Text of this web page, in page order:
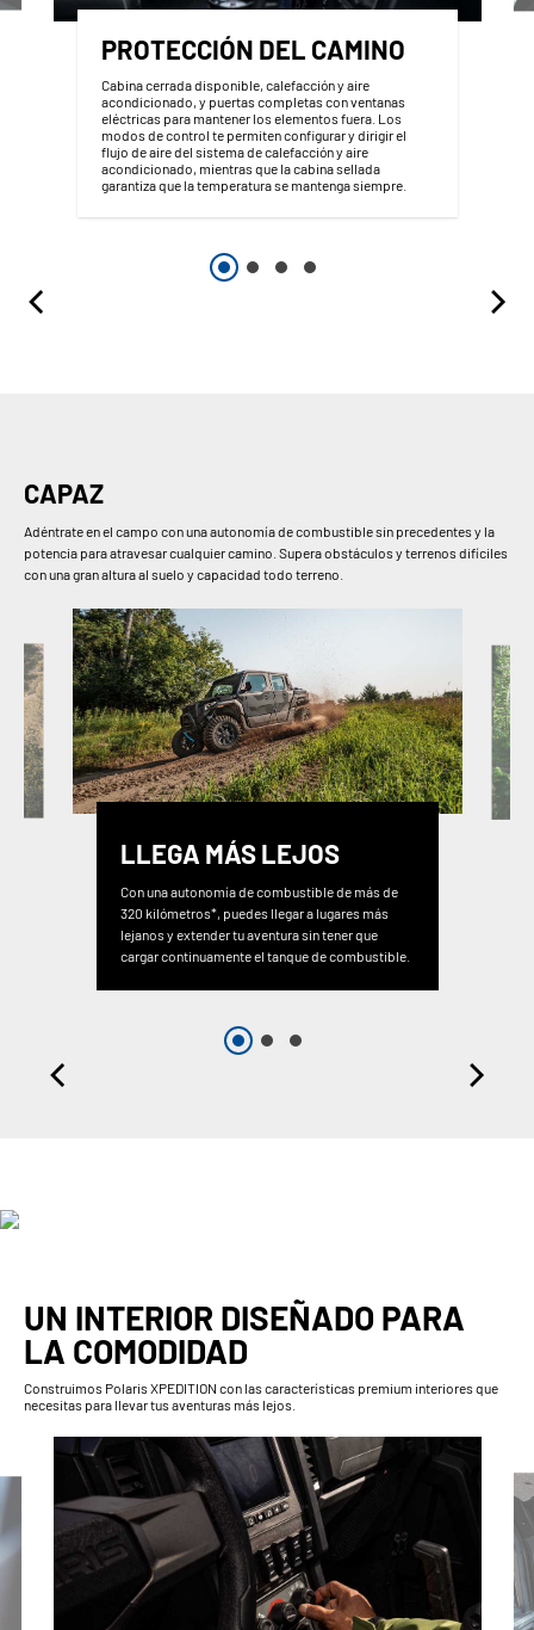
PROTECCIÓN DEL CAMINO
Cabina cerrada disponible, calefacción y aire
acondicionado, y puertas completas con ventanas
eléctricas para mantener los elementos fuera. Los
modos de control te permiten configurar y dirigir el
flujo de aire del sistema de calefacción y aire
acondicionado, mientras que la cabina sellada
garantiza que la temperatura se mantenga siempre.
CAPAZ
Adéntrate en el campo con una autonomía de combustible sin precedentes y la
potencia para atravesar cualquier camino. Supera obstáculos y terrenos difíciles
con una gran altura al suelo y capacidad todo terreno.
LLEGA MÁS LEJOS
Con una autonomía de combustible de más de
320 kilómetros*, puedes llegar a lugares más
lejanos y extender tu aventura sin tener que
cargar continuamente el tanque de combustible.
UN INTERIOR DISEÑADO PARA
LA COMODIDAD
Construimos Polaris XPEDITION con las características premium interiores que
necesitas para llevar tus aventuras más lejos.